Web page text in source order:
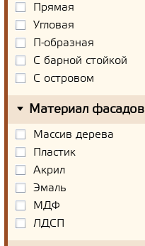
Прямая
Угловая
П-образная
С барной стойкой
С островом
Материал фасадов
Массив дерева
Пластик
Акрил
Эмаль
МДФ
ЛДСП